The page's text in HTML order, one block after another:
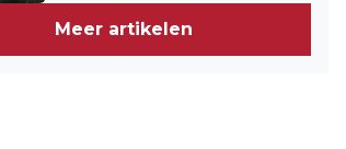
Meer artikelen